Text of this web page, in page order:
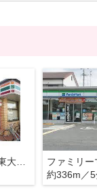
セブンイレブン 東大阪衣摺4丁目店
約336m／